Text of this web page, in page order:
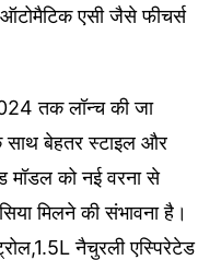
एसी जैसे फीचर्स
तक लॉन्च की जा
बेहतर स्टाइल और
मॉडल को नई वरना से
मिलने की संभावना है।
नैचुरली एस्पिरेटेड